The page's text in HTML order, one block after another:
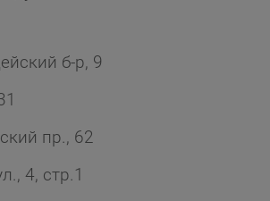
б-р, 9
пр., 62
4, стр.1